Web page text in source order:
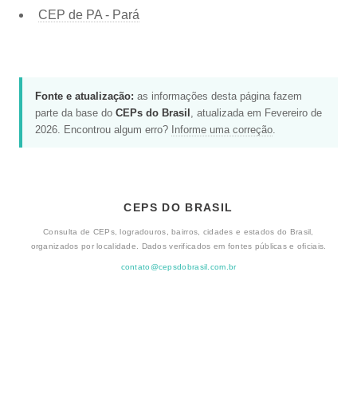
CEP de PA - Pará
Fonte e atualização: as informações desta página fazem
parte da base do CEPs do Brasil , atualizada em Fevereiro de
2026. Encontrou algum erro? Informe uma correção
CEPS DO BRASIL
Consulta de CEPs, logradouros, bairros, cidades e estados do Brasil,
organizados por localidade. Dados verificados em fontes públicas e oficiais.
contato@cepsdobrasil.com.br